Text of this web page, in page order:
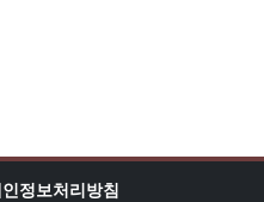
정보처리방침